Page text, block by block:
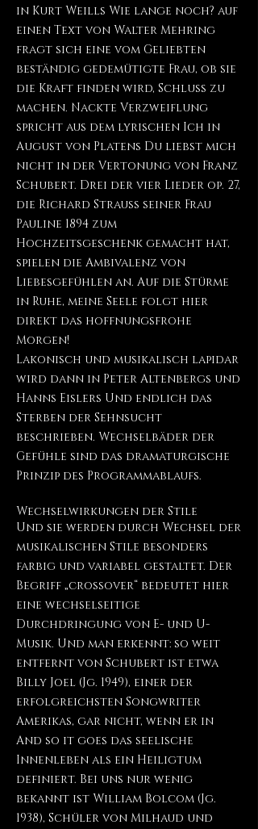
in Kurt Weills Wie lange noch? auf
einen Text von Walter Mehring
fragt sich eine vom Geliebten
beständig gedemütigte Frau, ob sie
die Kraft finden wird, Schluss zu
machen. Nackte Verzweiflung
spricht aus dem lyrischen Ich in
August von Platens Du liebst mich
nicht in der Vertonung von Franz
Schubert. Drei der vier Lieder op. 27,
die Richard Strauss seiner Frau
Pauline 1894 zum
Hochzeitsgeschenk gemacht hat,
spielen die Ambivalenz von
Liebesgefühlen an. Auf die Stürme
in Ruhe, meine Seele folgt hier
direkt das hoffnungsfrohe
Morgen!
Lakonisch und musikalisch lapidar
wird dann in Peter Altenbergs und
Hanns Eislers Und endlich das
Sterben der Sehnsucht
beschrieben. Wechselbäder der
Gefühle sind das dramaturgische
Prinzip des Programmablaufs.
Wechselwirkungen der Stile
Und sie werden durch Wechsel der
musikalischen Stile besonders
farbig und variabel gestaltet. Der
Begriff „crossover“ bedeutet hier
eine wechselseitige
Durchdringung von E- und U-
Musik. Und man erkennt: so weit
entfernt von Schubert ist etwa
Billy Joel (Jg. 1949), einer der
erfolgreichsten Songwriter
Amerikas, gar nicht, wenn er in
And so it goes das seelische
Innenleben als ein Heiligtum
definiert. Bei uns nur wenig
bekannt ist William Bolcom (Jg.
1938), Schüler von Milhaud und